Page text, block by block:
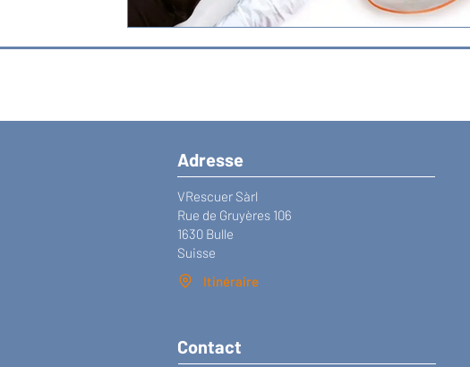
Adresse
VRescuer Sàrl
Rue de Gruyères 106
1630 Bulle
Suisse
Itinéraire
Contact